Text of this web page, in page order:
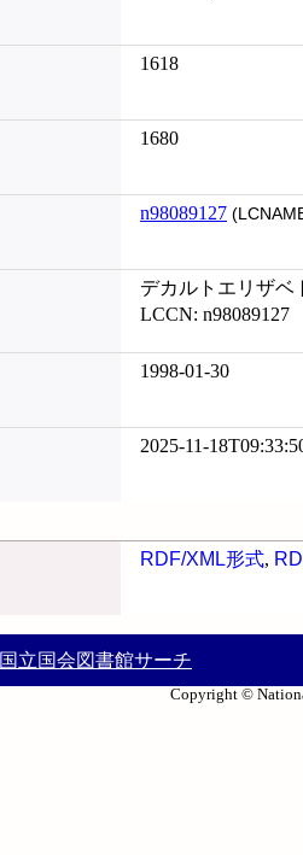
1618
1680
n98089127
デカルトエリザベ
LCCN: n98089127
1998-01-30
2025-11-
RDF/XML形式,
国立国会図書館サーチ
Copyright ©